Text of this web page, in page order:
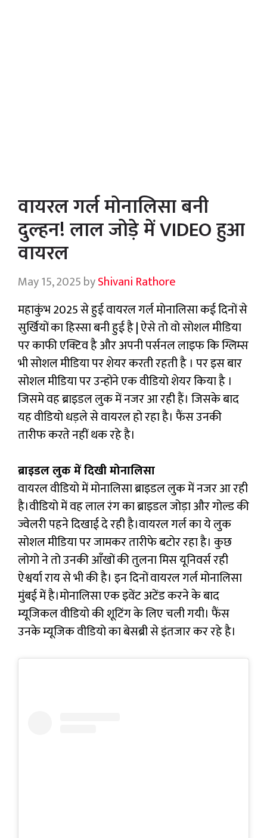
वायरल गर्ल मोनालिसा बनी
दुल्हन! लाल जोड़े में VIDEO हुआ
वायरल
May 15, 2025byShivani Rathore
महाकुंभ 2025 से हुई वायरल गर्ल मोनालिसा कई दिनों से
सुर्खियों का हिस्सा बनी हुई है | ऐसे तो वो सोशल मीडिया
पर काफी एक्टिव है और अपनी पर्सनल लाइफ कि ग्लिम्स
भी सोशल मीडिया पर शेयर करती रहती है । पर इस बार
सोशल मीडिया पर उन्होंने एक वीडियो शेयर किया है ।
जिसमे वह ब्राइडल लुक में नजर आ रही हैं। जिसके बाद
यह वीडियो धड़ले से वायरल हो रहा है। फैंस उनकी
तारीफ करते नहीं थक रहे है।
ब्राइडल लुक में दिखी मोनालिसा
वायरल वीडियो में मोनालिसा ब्राइडल लुक में नजर आ रही
है।वीडियो में वह लाल रंग का ब्राइडल जोड़ा और गोल्ड की
ज्वेलरी पहने दिखाई दे रही है।वायरल गर्ल का ये लुक
सोशल मीडिया पर जामकर तारीफे बटोर रहा है। कुछ
लोगो ने तो उनकी आँखों की तुलना मिस यूनिवर्स रही
ऐश्वर्या राय से भी की है। इन दिनों वायरल गर्ल मोनालिसा
मुंबई में है।मोनालिसा एक इवेंट अटेंड करने के बाद
म्यूजिकल वीडियो की शूटिंग के लिए चली गयी। फैंस
उनके म्यूजिक वीडियो का बेसब्री से इंतजार कर रहे है।